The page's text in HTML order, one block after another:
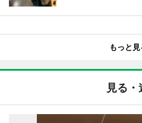
もっと見
見る・